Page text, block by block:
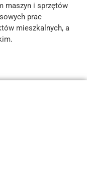
maszyn i sprzętów
prac
mieszkalnych, a